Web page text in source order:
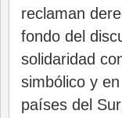
reclaman
fondo del
solidaridad
simbólico y
países del